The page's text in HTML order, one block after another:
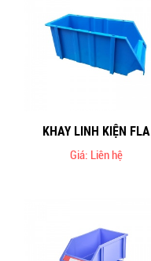
KHAY LINH KIỆN FLA
Giá: Liên hệ